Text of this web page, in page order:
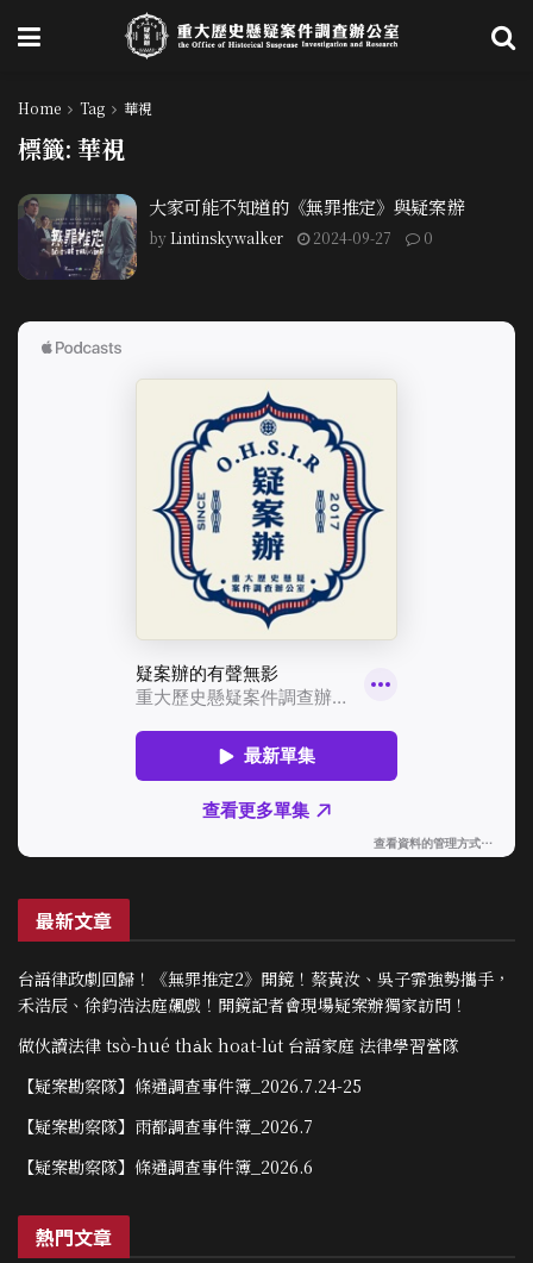
Home Tag 華視
標籤:華視
大家可能不知道的《無罪推定》與疑案辦
byLintinskywalker 2024-09-27 0
最新文章
台語律政劇回歸！《無罪推定2》開鏡！蔡黃汝、吳子霏強勢攜手，
禾浩辰、徐鈞浩法庭飆戲！開鏡記者會現場疑案辦獨家訪問！
做伙讀法律 tsò-hué tha̍k hoat-lu̍t 台語家庭 法律學習營隊
【疑案勘察隊】條通調查事件簿_2026.7.24-25
【疑案勘察隊】雨都調查事件簿_2026.7
【疑案勘察隊】條通調查事件簿_2026.6
熱門文章